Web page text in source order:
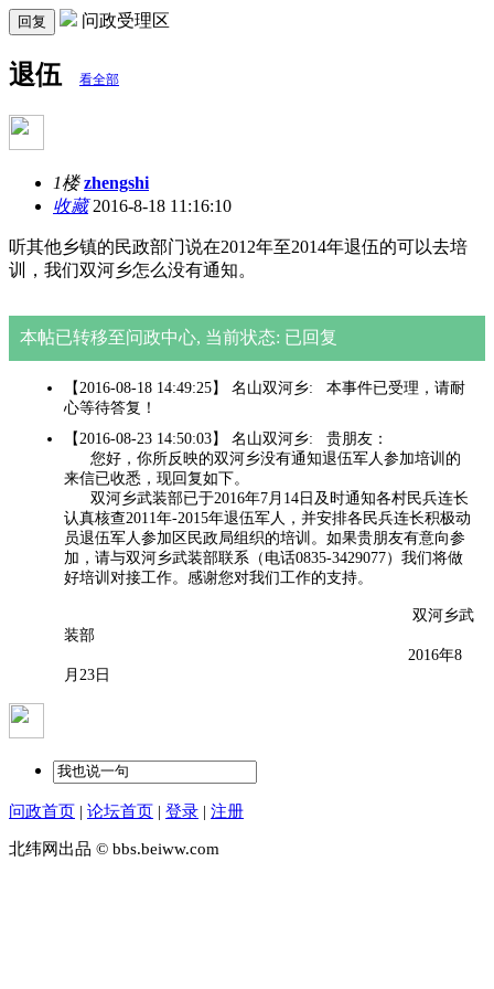
回复 问政受理区
退伍 看全部
1楼 zhengshi
收藏2016-8-18 11:16:10
听其他乡镇的民政部门说在2012年至2014年退伍的可以去培
训，我们双河乡怎么没有通知。
本帖已转移至问政中心, 当前状态: 已回复
【2016-08-18 14:49:25】 名山双河乡: 本事件已受理，请耐
心等待答复！
【2016-08-23 14:50:03】 名山双河乡: 贵朋友：
您好，你所反映的双河乡没有通知退伍军人参加培训的
来信已收悉，现回复如下。
双河乡武装部已于2016年7月14日及时通知各村民兵连长
认真核查2011年-2015年退伍军人，并安排各民兵连长积极动
员退伍军人参加区民政局组织的培训。如果贵朋友有意向参
加，请与双河乡武装部联系（电话0835-3429077）我们将做
好培训对接工作。感谢您对我们工作的支持。
双河乡武
装部
2016年8
月23日
问政首页 | 论坛首页 | 登录 | 注册
北纬网出品 © bbs.beiww.com